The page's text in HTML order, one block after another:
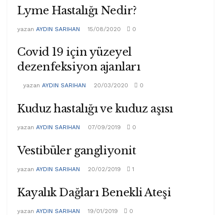
Lyme Hastalığı Nedir?
yazan AYDIN SARIHAN 15/08/2020 0
Covid 19 için yüzeyel
dezenfeksiyon ajanları
yazan AYDIN SARIHAN 20/03/2020 0
Kuduz hastalığı ve kuduz aşısı
yazan AYDIN SARIHAN 07/09/2019 0
Vestibüler gangliyonit
yazan AYDIN SARIHAN 20/02/2019 1
Kayalık Dağları Benekli Ateşi
yazan AYDIN SARIHAN 19/01/2019 0